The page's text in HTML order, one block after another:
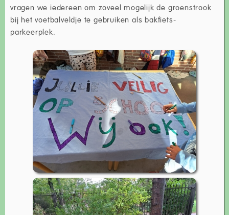
vragen we iedereen om zoveel mogelijk de groenstrook
bij het voetbalveldje te gebruiken als bakfiets-
parkeerplek.